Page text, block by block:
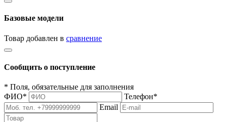
Базовые модели
Товар добавлен в сравнение
Сообщить о поступление
* Поля, обязательные для заполнения
ФИО* Телефон*
Email